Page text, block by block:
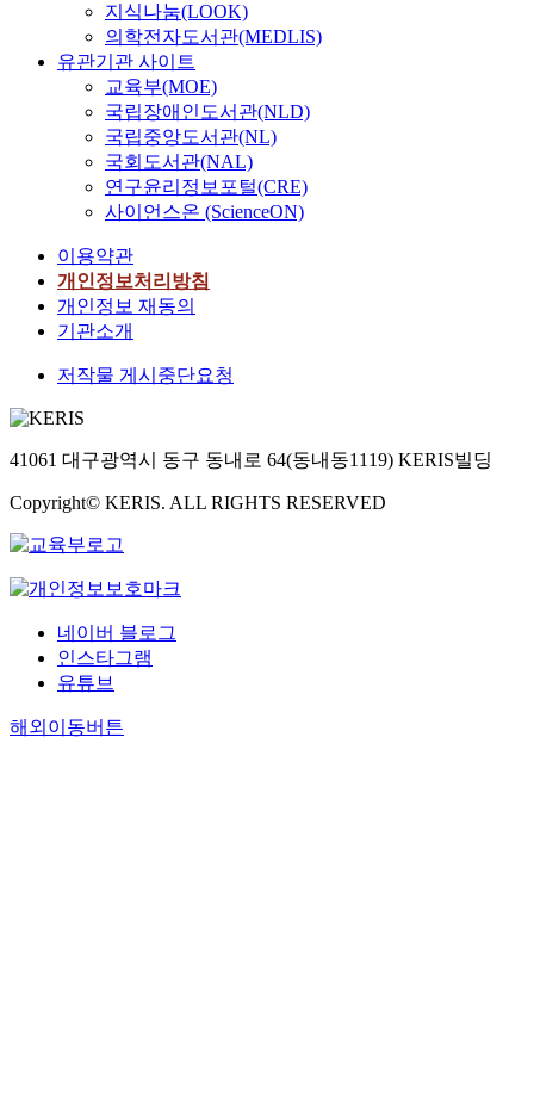
지식나눔(LOOK)
의학전자도서관(MEDLIS)
유관기관 사이트
교육부(MOE)
국립장애인도서관(NLD)
국립중앙도서관(NL)
국회도서관(NAL)
연구윤리정보포털(CRE)
사이언스온 (ScienceON)
이용약관
개인정보처리방침
개인정보 재동의
기관소개
저작물 게시중단요청
41061 대구광역시 동구 동내로 64(동내동1119) KERIS빌딩
Copyright© KERIS. ALL RIGHTS RESERVED
네이버 블로그
인스타그램
유튜브
해외이동버튼